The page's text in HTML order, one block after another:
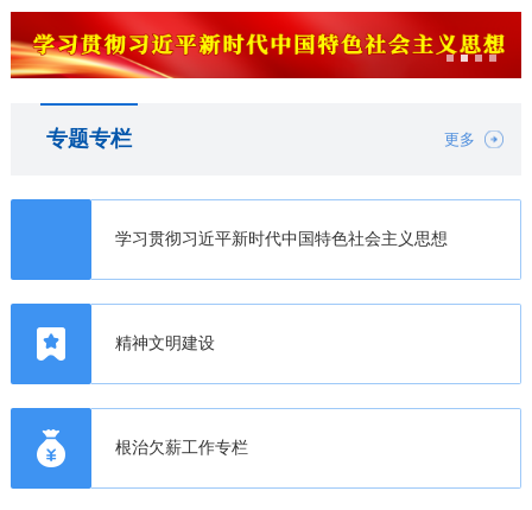
专题专栏 更多
学习贯彻习近平新时代中国特色社会主义思想
精神文明建设
根治欠薪工作专栏